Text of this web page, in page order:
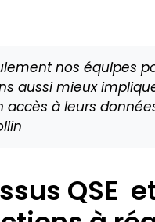
nos équipes
aussi mieux
à leurs
QSE